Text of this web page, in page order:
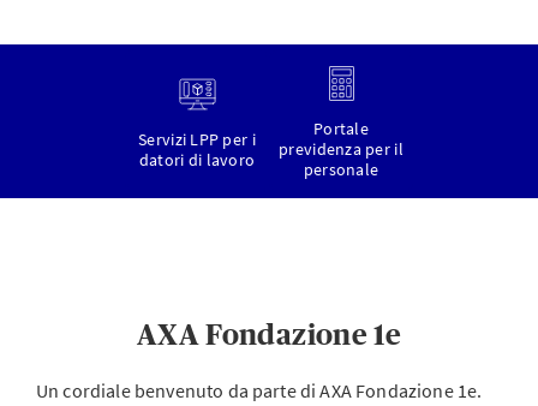
Servizi LPP per i
datori di lavoro
Portale
previdenza per il
personale
AXA Fondazione 1e
Un cordiale benvenuto da parte di AXA Fondazione 1e.